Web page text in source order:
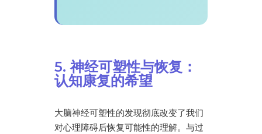
5. 神经可塑性与恢复：
认知康复的希望
大脑神经可塑性的发现彻底改变了我们
对心理障碍后恢复可能性的理解。与过